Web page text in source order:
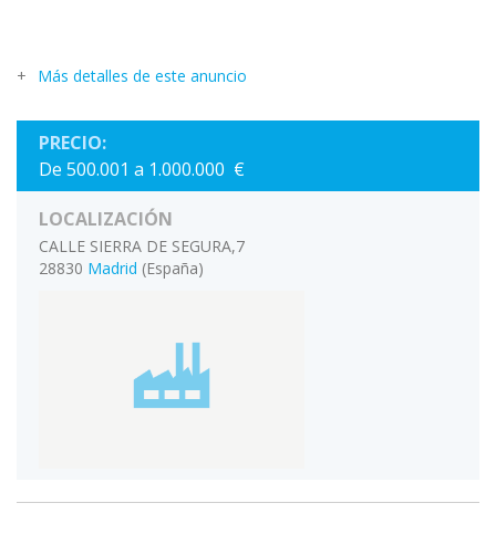
Más detalles de este anuncio
PRECIO:
De 500.001 a 1.000.000 €
LOCALIZACIÓN
CALLE SIERRA DE SEGURA,7
28830 Madrid (España)